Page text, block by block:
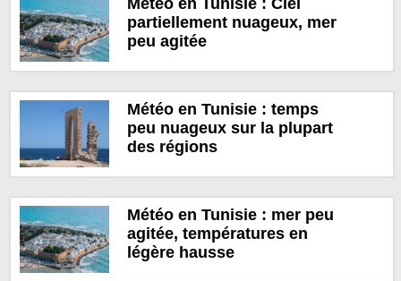
partiellement nuageux, mer
peu agitée
Météo en Tunisie : temps
peu nuageux sur la plupart
des régions
Météo en Tunisie : mer peu
agitée, températures en
légère hausse